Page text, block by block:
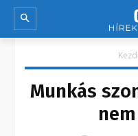
Munkás